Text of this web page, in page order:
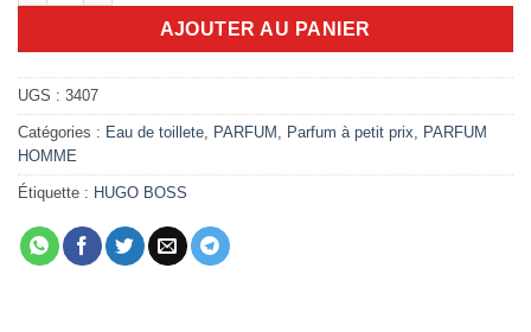
AJOUTER AU PANIER
UGS : 3407
Catégories : Eau de toillete PARFUM Parfum à petit prix
PARFUM
HOMME
Étiquette : HUGO BOSS